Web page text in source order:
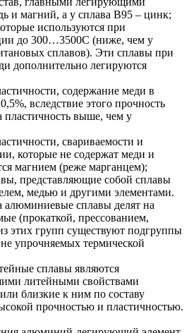
и магний, а у сплава В95 – цинк;
используются при
до 300…3500С (ниже, чем у
сплавов). Эти сплавы при
дополнительно легируются
содержание меди в
вследствие этого прочность
выше, чем у
свариваемости и
которые не содержат меди и
магнием (реже марганцем);
представляющие собой сплавы
медью и другими элементами.
алюминиевые сплавы делят на
(прокаткой, прессованием,
этих групп существуют подгруппы
упрочняемых термической
сплавы являются
литейными свойствами
близкие к ним по составу
прочностью и пластичностью.